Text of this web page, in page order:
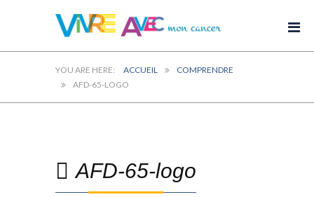
ACCUEIL
COMPRENDRE
AFD-65-LOGO
AFD-65-logo